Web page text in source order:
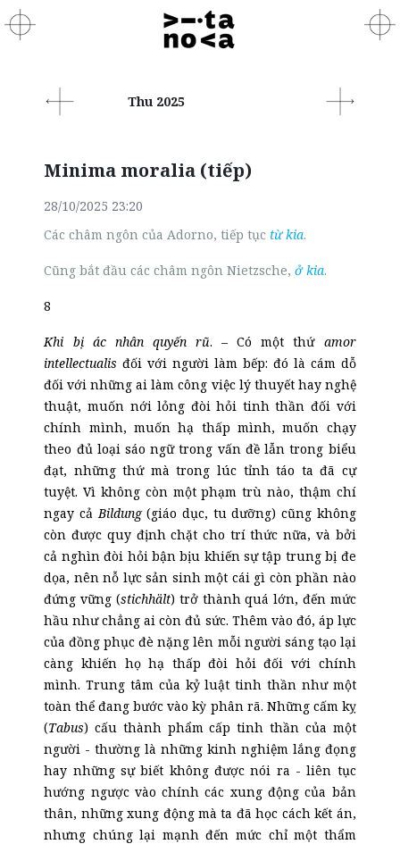
Thu 2025
Minima moralia (tiếp)
28/10/2025 23:20
Các châm ngôn của Adorno, tiếp tục từ kia.
Cũng bắt đầu các châm ngôn Nietzsche,ở kia.
8
Khi bị ác nhân quyến rũ. – Có một thứ amor
intellectualis đối với người làm bếp: đó là cám dỗ
đối với những ai làm công việc lý thuyết hay nghệ
thuật, muốn nới lỏng đòi hỏi tinh thần đối với
chính mình, muốn hạ thấp mình, muốn chạy
theo đủ loại sáo ngữ trong vấn đề lẫn trong biểu
đạt, những thứ mà trong lúc tỉnh táo ta đã cự
tuyệt. Vì không còn một phạm trù nào, thậm chí
ngay cảBildung(giáo dục, tu dưỡng) cũng không
còn được quy định chặt cho trí thức nữa, và bởi
cả nghìn đòi hỏi bận bịu khiến sự tập trung bị đe
dọa, nên nỗ lực sản sinh một cái gì còn phần nào
đứng vững (stichhält) trở thành quá lớn, đến mức
hầu như chẳng ai còn đủ sức. Thêm vào đó, áp lực
của đồng phục đè nặng lên mỗi người sáng tạo lại
càng khiến họ hạ thấp đòi hỏi đối với chính
mình. Trung tâm của kỷ luật tinh thần như một
toàn thể đang bước vào kỳ phân rã. Những cấm kỵ
(Tabus) cấu thành phẩm cấp tinh thần của một
người - thường là những kinh nghiệm lắng đọng
hay những sự biết không được nói ra - liên tục
hướng ngược vào chính các xung động của bản
thân, những xung động mà ta đã học cách kết án,
nhưng chúng lại mạnh đến mức chỉ một thẩm